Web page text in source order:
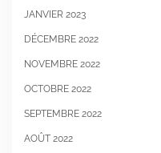
JANVIER 2023
DÉCEMBRE 2022
NOVEMBRE 2022
OCTOBRE 2022
SEPTEMBRE 2022
AOÛT 2022